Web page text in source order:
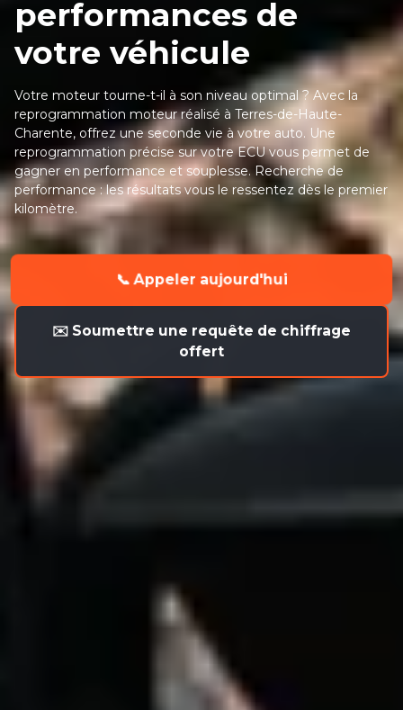
performances de
votre véhicule
Votre moteur tourne-t-il à son niveau optimal ? Avec la
reprogrammation moteur réalisé à Terres-de-Haute-
Charente, offrez une seconde vie à votre auto. Une
reprogrammation précise sur votre ECU vous permet de
gagner en performance et souplesse. Recherche de
performance : les résultats vous le ressentez dès le premier
kilomètre.
📞 Appeler aujourd'hui
✉️ Soumettre une requête de chiffrage
offert